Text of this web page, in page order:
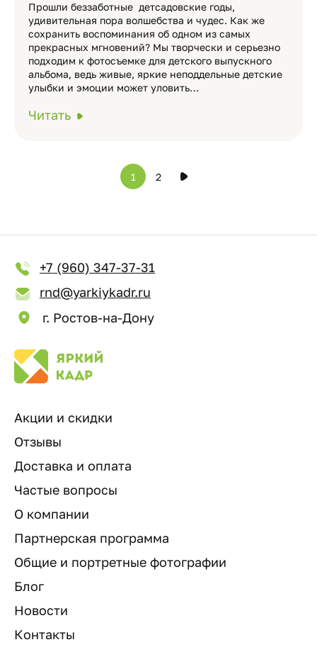
Прошли беззаботные детсадовские годы,
удивительная пора волшебства и чудес. Как же
сохранить воспоминания об одном из самых
прекрасных мгновений? Мы творчески и серьезно
подходим к фотосъемке для детского выпускного
альбома, ведь живые, яркие неподдельные детские
улыбки и эмоции может уловить…
Читать
1 2
Мы используем cookie-файлы и сервисы
даете согласие на обработку данных,
перечисленных вПолитике конфиденциальности
+7 (960) 347-37-31
rnd@yarkiykadr.ru
г. Ростов-на-Дону
Акции и скидки
Отзывы
Доставка и оплата
Частые вопросы
О компании
Партнерская программа
Общие и портретные фотографии
Блог
Новости
Контакты